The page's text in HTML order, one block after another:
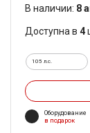
В наличии: 8
Доступна в 4
105 л.с.
Оборудование
в подарок